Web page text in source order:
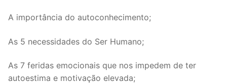
A importância do autoconhecimento;
As 5 necessidades do Ser Humano;
As 7 feridas emocionais que nos impedem de ter
autoestima e motivação elevada;